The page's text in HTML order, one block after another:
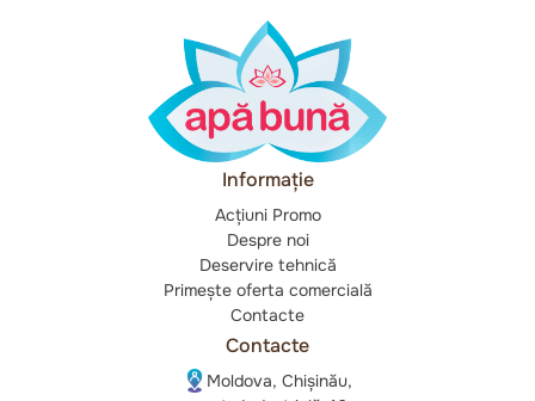
Informație
Acțiuni Promo
Despre noi
Deservire tehnică
Primește oferta comercială
Contacte
Contacte
Moldova, Chișinău,